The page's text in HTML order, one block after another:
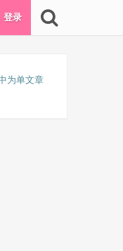
登录
为单文章